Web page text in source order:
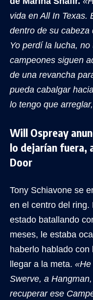
vida en All In Texas.
dentro de su
Yo perdí la lucha,
campeones siguen
de una revancha
pueda cabalgar
lo tengo que
Will Ospreay
lo dejarían fuera,
Door
Tony Schiavone se
en el centro del
estado batallando
meses, le estaba
haberlo hablado
llegar a la meta. «He
Swerve, a
recuperar ese